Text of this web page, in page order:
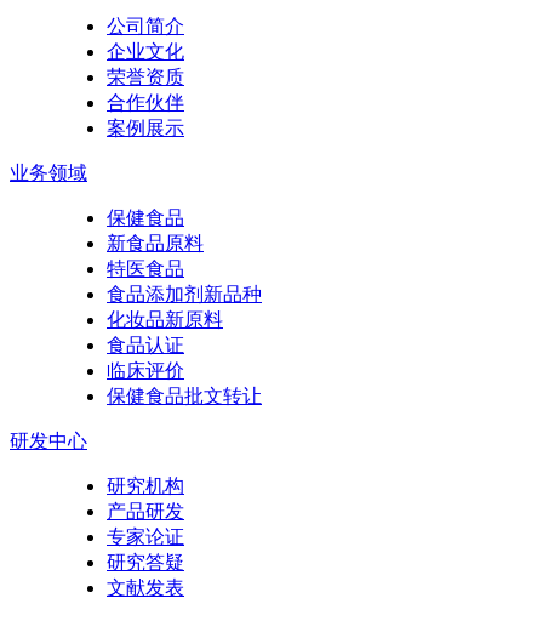
公司简介
企业文化
荣誉资质
合作伙伴
案例展示
业务领域
保健食品
新食品原料
特医食品
食品添加剂新品种
化妆品新原料
食品认证
临床评价
保健食品批文转让
研发中心
研究机构
产品研发
专家论证
研究答疑
文献发表